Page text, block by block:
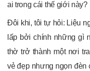
ai trong cái thế giới này?
Đôi khi, tôi tự hỏi: Liệu
lấp bởi chính những gì
thờ trở thành một nơi
vẻ đẹp nhưng ngọn đèn